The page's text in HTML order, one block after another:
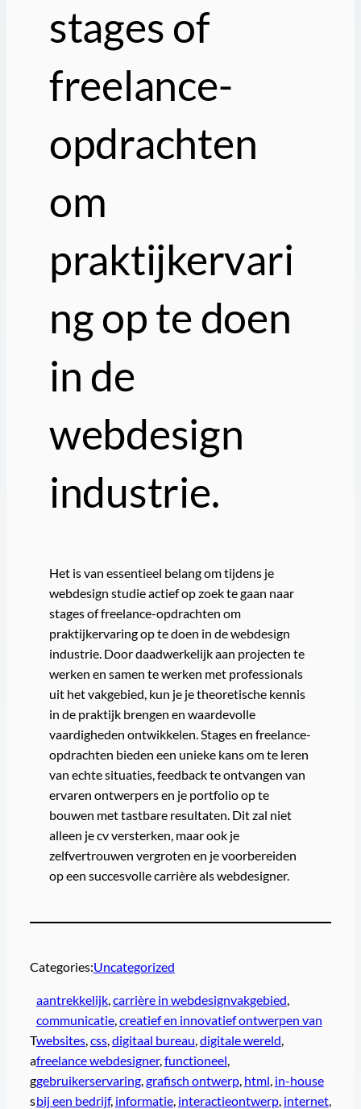
stages of
freelance-
opdrachten
om
praktijkervari
ng op te doen
in de
webdesign
industrie.
Het is van essentieel belang om tijdens je
webdesign studie actief op zoek te gaan naar
stages of freelance-opdrachten om
praktijkervaring op te doen in de webdesign
industrie. Door daadwerkelijk aan projecten te
werken en samen te werken met professionals
uit het vakgebied, kun je je theoretische kennis
in de praktijk brengen en waardevolle
vaardigheden ontwikkelen. Stages en freelance-
opdrachten bieden een unieke kans om te leren
van echte situaties, feedback te ontvangen van
ervaren ontwerpers en je portfolio op te
bouwen met tastbare resultaten. Dit zal niet
alleen je cv versterken, maar ook je
zelfvertrouwen vergroten en je voorbereiden
op een succesvolle carrière als webdesigner.
Categories:Uncategorized
T
a
g
s
aantrekkelijk, carrière in webdesignvakgebied
communicatie, creatief en innovatief ontwerpen van
websites, css, digitaal bureau digitale wereld
freelance webdesigner, functioneel
gebruikerservaring, grafisch ontwerp, html in-house
bij een bedrijf, informatie, interactieontwerp, internet